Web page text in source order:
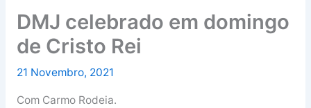
DMJ celebrado em domingo
de Cristo Rei
21 Novembro, 2021
Com Carmo Rodeia.